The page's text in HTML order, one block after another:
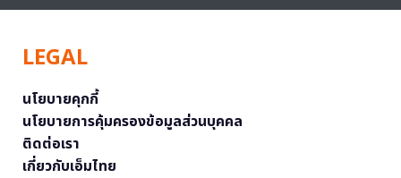
LEGAL
นโยบายคุกกี้
นโยบายการคุ้มครองข้อมูลส่วนบุคคล
ติดต่อเรา
เกี่ยวกับเอ็มไทย